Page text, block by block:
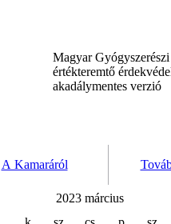
Magyar
értékteremtő
akadálymentes verzió
A Kamaráról
2023 március